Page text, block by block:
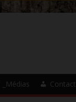
_Médias Contact